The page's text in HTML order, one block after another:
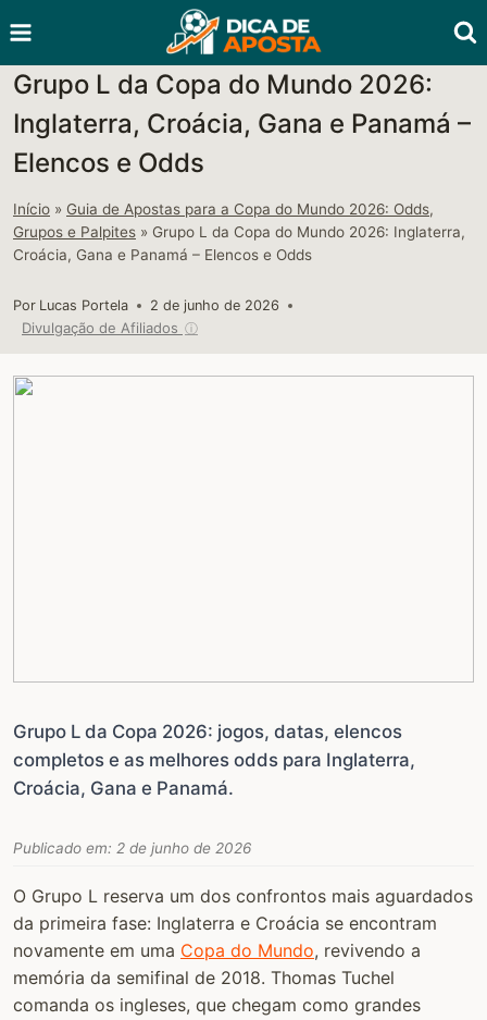
para
o
Conteúdo
Grupo L da Copa do Mundo 2026:
Inglaterra, Croácia, Gana e Panamá –
Elencos e Odds
Início » Guia de Apostas para a Copa do Mundo 2026: Odds,
Grupos e Palpites » Grupo L da Copa do Mundo 2026: Inglaterra,
Croácia, Gana e Panamá – Elencos e Odds
Por Lucas Portela 2 de junho de 2026
Divulgação de Afiliados ⓘ
Grupo L da Copa 2026: jogos, datas, elencos
completos e as melhores odds para Inglaterra,
Croácia, Gana e Panamá.
Publicado em: 2 de junho de 2026
O Grupo L reserva um dos confrontos mais aguardados
da primeira fase: Inglaterra e Croácia se encontram
novamente em uma Copa do Mundo, revivendo a
memória da semifinal de 2018. Thomas Tuchel
comanda os ingleses, que chegam como grandes